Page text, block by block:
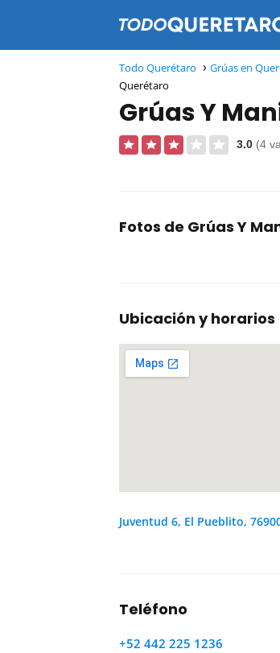
Todo Querétaro Grúas en
Querétaro
Grúas Y
3.0 (4
Fotos de Grúas Y
Ubicación y horarios
Juventud 6, El Pueblito,
Teléfono
+52 442 225 1236